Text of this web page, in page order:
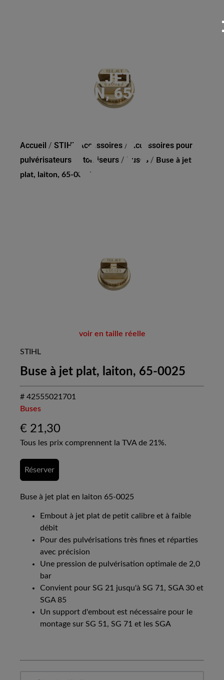
BUSE À JET PLAT,
LAITON, 65-0025
Accueil / STIHL Accessoires /
Accessoires pour
pulvérisateurs / atomiseurs / Buses / Buse à jet
plat, laiton, 65-0025
voir en taille réelle
STIHL
Buse à jet plat, laiton, 65-0025
# 42555021701
Buses
€ 21,30
Tous les prix comprennent la TVA de 21%.
Réserver
Buse à jet plat en laiton 65-0025
Embout à jet plat de petit calibre et à faible
débit
Pour des pulvérisations très fines et réparties
avec précision
Une pression de pulvérisation optimale de 2,0
bar
Convient pour SG 21 jusqu'à SG 71, SGA 30 et
SGA 85
Un support d'embout est nécessaire pour le
montage sur SG 51, SG 71 et les SGA